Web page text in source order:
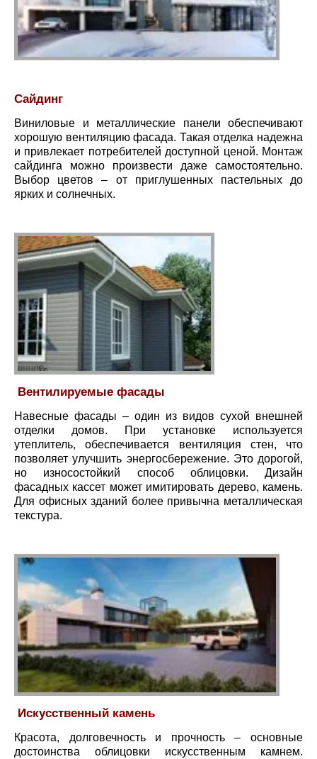
Сайдинг
Виниловые и металлические панели обеспечивают
хорошую вентиляцию фасада. Такая отделка надежна
и привлекает потребителей доступной ценой. Монтаж
сайдинга можно произвести даже самостоятельно.
Выбор цветов – от приглушенных пастельных до
ярких и солнечных.
Вентилируемые фасады
Навесные фасады – один из видов сухой внешней
отделки домов. При установке используется
утеплитель, обеспечивается вентиляция стен, что
позволяет улучшить энергосбережение. Это дорогой,
но износостойкий способ облицовки. Дизайн
фасадных кассет может имитировать дерево, камень.
Для офисных зданий более привычна металлическая
текстура.
Искусственный камень
Красота, долговечность и прочность – основные
достоинства облицовки искусственным камнем.